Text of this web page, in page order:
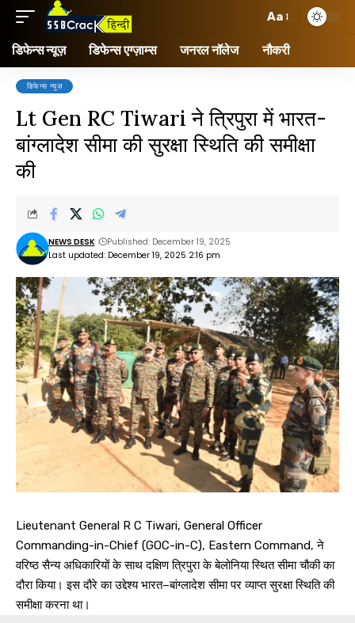
Aa
डिफेन्स न्यूज़ डिफेन्स एग्ज़ाम्स जनरल नॉलेज नौकरी
डिफेन्स न्यूज़
Lt Gen RC Tiwari ने त्रिपुरा में भारत-
बांग्लादेश सीमा की सुरक्षा स्थिति की समीक्षा
की
Last updated: December 19, 2025 2:16 pm
NEWS DESK Published: December 19, 2025
Lieutenant General R C Tiwari, General Officer
Commanding-in-Chief (GOC-in-C), Eastern Command, ने
वरिष्ठ सैन्य अधिकारियों के साथ दक्षिण त्रिपुरा के बेलोनिया स्थित सीमा चौकी का
दौरा किया। इस दौरे का उद्देश्य भारत–बांग्लादेश सीमा पर व्याप्त सुरक्षा स्थिति की
समीक्षा करना था।